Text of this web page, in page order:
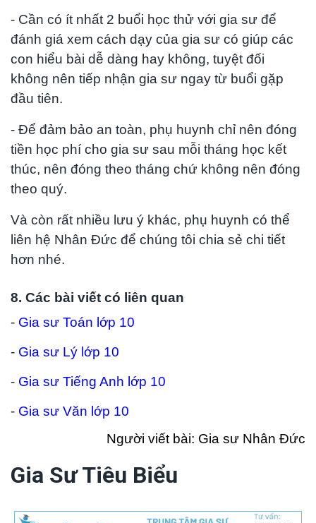
- Cần có ít nhất 2 buổi học thử với gia sư để
đánh giá xem cách dạy của gia sư có giúp các
con hiểu bài dễ dàng hay không, tuyệt đối
không nên tiếp nhận gia sư ngay từ buổi gặp
đầu tiên.
- Để đảm bảo an toàn, phụ huynh chỉ nên đóng
tiền học phí cho gia sư sau mỗi tháng học kết
thúc, nên đóng theo tháng chứ không nên đóng
theo quý.
Và còn rất nhiều lưu ý khác, phụ huynh có thể
liên hệ Nhân Đức để chúng tôi chia sẻ chi tiết
hơn nhé.
8. Các bài viết có liên quan
- Gia sư Toán lớp 10
- Gia sư Lý lớp 10
- Gia sư Tiếng Anh lớp 10
- Gia sư Văn lớp 10
Người viết bài: Gia sư Nhân Đức
Gia Sư Tiêu Biểu